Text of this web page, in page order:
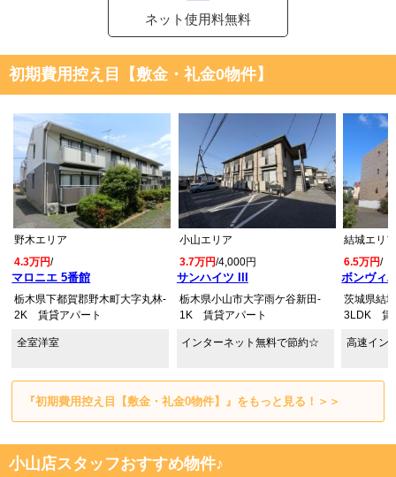
ネット使用料無料
初期費用控え目【敷金・礼金0物件】
マロニエ 5番館
野木エリア
4.3万円/
栃木県下都賀郡野木町大字丸林-
2K 賃貸アパート
全室洋室
サンハイツ III
小山エリア
3.7万円/4,000円
栃木県小山市大字雨ケ谷新田-
1K 賃貸アパート
インターネット無料で節約☆
ボンヴィ
結城エリ
6.5万円/
茨城県結
3LDK 賃
高速イン
『初期費用控え目【敷金・礼金0物件】』をもっと見る！＞＞
小山店スタッフおすすめ物件♪